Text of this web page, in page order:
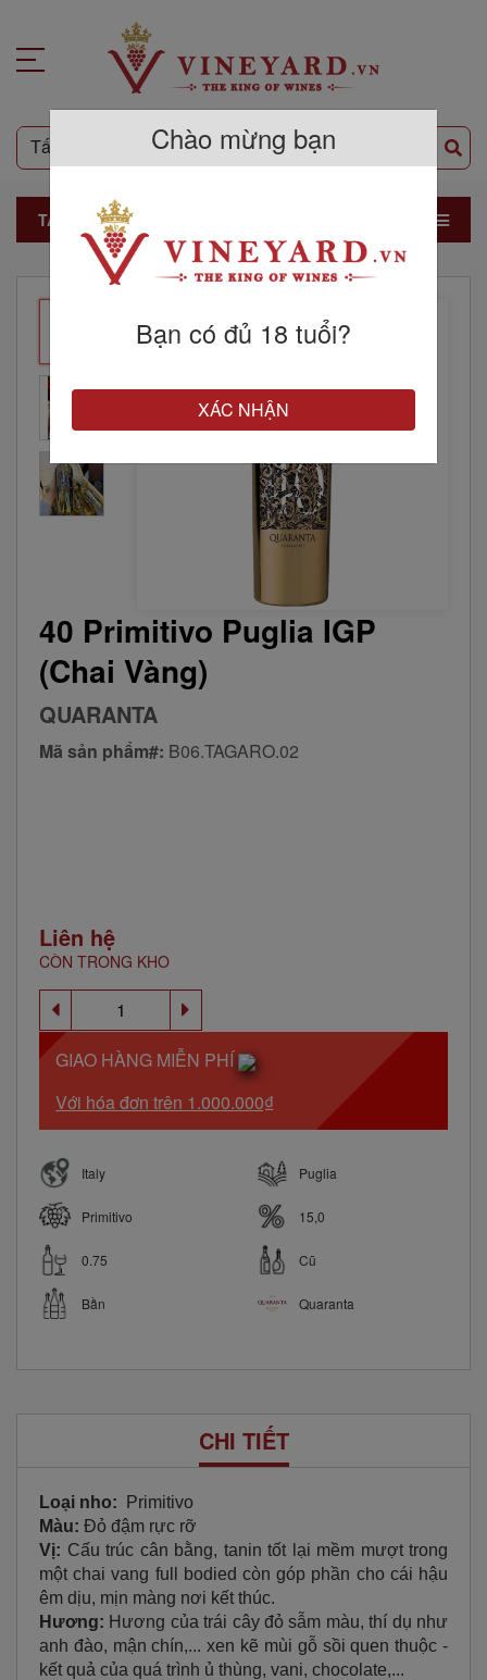
TẤT CẢ SẢN PHẨM
40 Primitivo Puglia IGP
(chai Vàng)
QUARANTA
Mã sản phẩm#: B06.TAGARO.02
Liên hệ
CÒN TRONG KHO
GIAO HÀNG MIỄN PHÍ
Với hóa đơn trên 1.000.000₫
Italy Puglia
Primitivo 15,0
0.75 Cũ
Bần Quaranta
CHI TIẾT
Loại nho: Primitivo
Màu: Đỏ đậm rực rỡ
Vị: Cấu trúc cân bằng, tanin tốt lại mềm mượt trong
một chai vang full bodied còn góp phần cho cái hậu
êm dịu, mịn màng nơi kết thúc.
Hương: Hương của trái cây đỏ sẫm màu, thí dụ như
anh đào, mận chín,... xen kẽ mùi gỗ sồi quen thuộc -
kết quả của quá trình ủ thùng, vani, chocolate,...
Chào mừng bạn
Bạn có đủ 18 tuổi?
XÁC NHẬN